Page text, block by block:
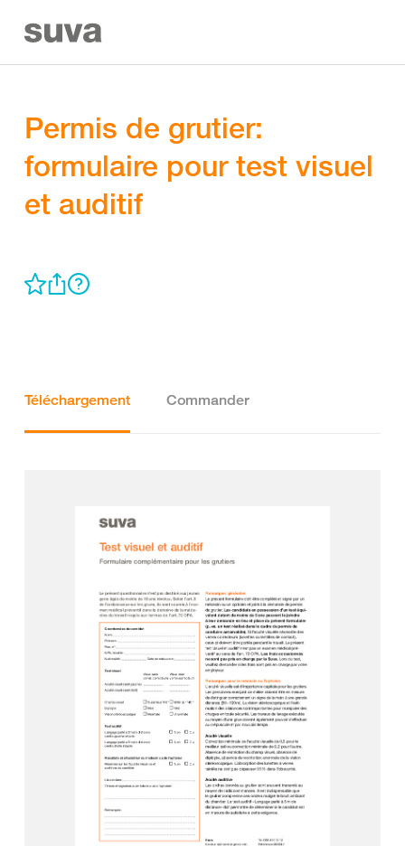
Permis de grutier:
formulaire pour test visuel
et auditif
Téléchargement Commander